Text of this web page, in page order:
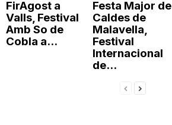
FirAgost a
Valls, Festival
Amb So de
Cobla a...
Festa Major de
Caldes de
Malavella,
Festival
Internacional
de...